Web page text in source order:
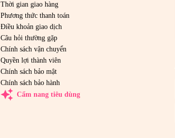
Thời gian giao hàng
Phương thức thanh toán
Điều khoản giao dịch
Câu hỏi thường gặp
Chính sách vận chuyển
Quyền lợi thành viên
Chính sách bảo mật
Chính sách bảo hành
auto_awesome Cẩm nang tiêu dùng